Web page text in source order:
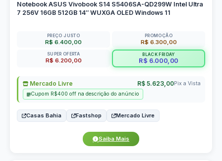
Notebook ASUS Vivobook S14 S5406SA-QD299W Intel Ultra
7 256V 16GB 512GB 14″ WUXGA OLED Windows 11
PREÇO JUSTO
R$ 6.400,00
PROMOÇÃO
R$ 6.300,00
SUPER OFERTA
R$ 6.200,00
BLACK FRIDAY
R$ 6.000,00
Mercado Livre R$ 5.623,00Pix a Vista
Cupom R$400 off na descrição do anúncio
Casas Bahia Fastshop Mercado Livre
Saiba Mais